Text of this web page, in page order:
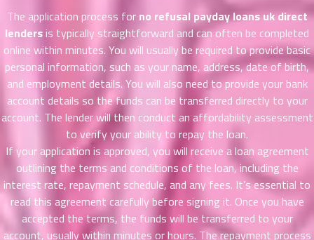
The application process for no refusal payday loans uk direct
lendersis typically straightforward and can often be completed
online within minutes. You will usually be required to provide basic
personal information, such as your name, address, date of birth,
and employment details. You will also need to provide your bank
account details so the funds can be transferred directly to your
account. The lender will then conduct an affordability assessment
to verify your ability to repay the loan.
If your application is approved, you will receive a loan agreement
outlining the terms and conditions of the loan, including the
interest rate, repayment schedule, and any fees. It’s essential to
read this agreement carefully before signing it. Once you have
accepted the terms, the funds will be transferred to your
account, usually within minutes or hours. The repayment process
ที่
50
ตอน
ที่
ม
51
ตอน
น
52
ตอน
ที่
53